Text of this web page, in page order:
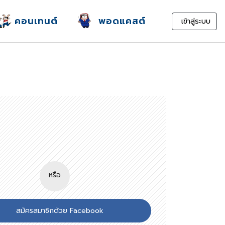
คอนเทนต์ พอดแคสต์ เข้าสู่ระบบ
หรือ
สมัครสมาชิกด้วย Facebook